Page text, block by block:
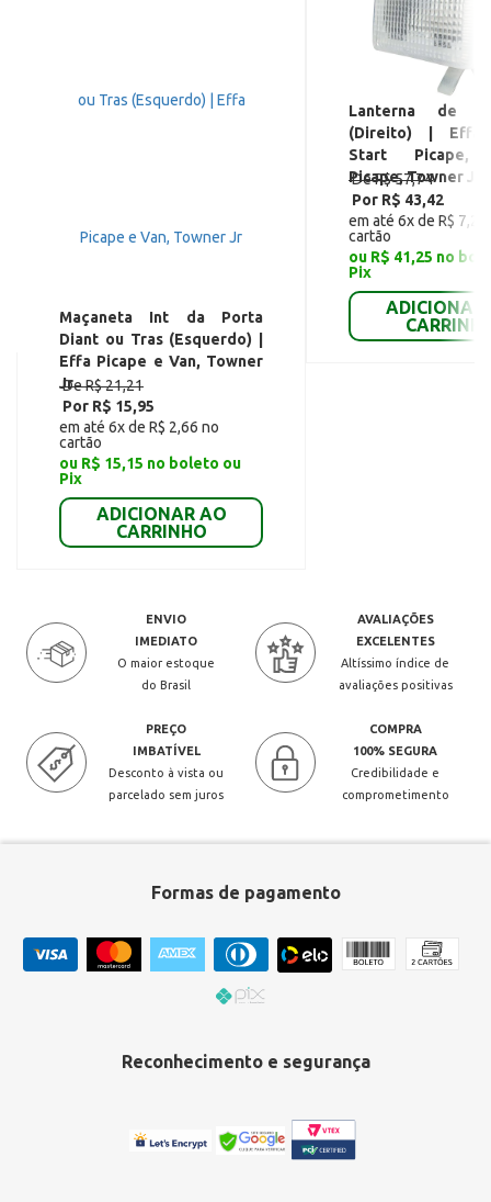
Maçaneta Int da Porta
Diant ou Tras (Esquerdo) |
Effa Picape e Van, Towner
Jr
De R$ 21,21
Por R$ 15,95
em até 6x de R$ 2,66 no
cartão
ou R$ 15,15 no boleto ou
Pix
ADICIONAR AO
CARRINHO
Lanterna de
(Direito) | Effa
Start Picape,
Picape, Towner Jr
De R$ 57,74
Por R$ 43,42
em até 6x de R$
cartão
ou R$ 41,25 no
Pix
ADICIONAR
ENVIO
IMEDIATO
O maior estoque
do Brasil
AVALIAÇÕES
EXCELENTES
Altíssimo índice de
avaliações positivas
PREÇO
IMBATÍVEL
Desconto à vista ou
parcelado sem juros
COMPRA
100% SEGURA
Credibilidade e
comprometimento
Formas de pagamento
Reconhecimento e segurança